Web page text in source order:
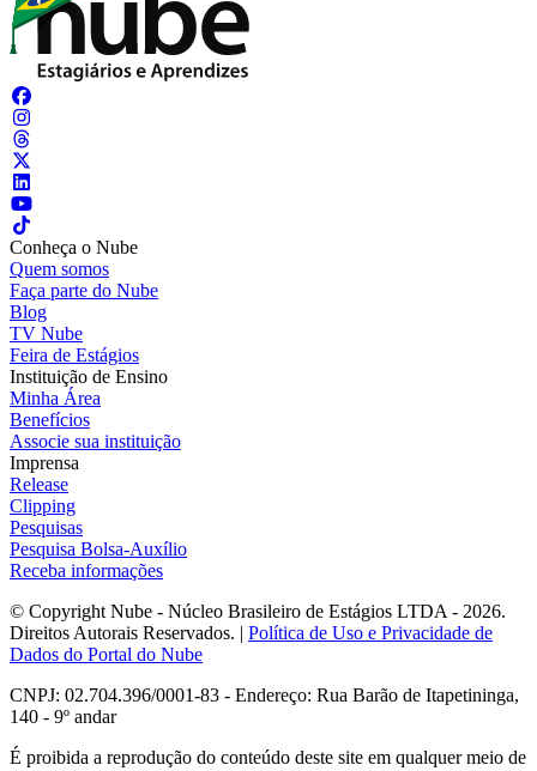
Conheça o Nube
Quem somos
Faça parte do Nube
Blog
TV Nube
Feira de Estágios
Instituição de Ensino
Minha Área
Benefícios
Associe sua instituição
Imprensa
Release
Clipping
Pesquisas
Pesquisa Bolsa-Auxílio
Receba informações
© Copyright Nube - Núcleo Brasileiro de Estágios LTDA - 2026.
Direitos Autorais Reservados. | Política de Uso e Privacidade de
Dados do Portal do Nube
CNPJ: 02.704.396/0001-83 - Endereço: Rua Barão de Itapetininga,
140 - 9º andar
É proibida a reprodução do conteúdo deste site em qualquer meio de